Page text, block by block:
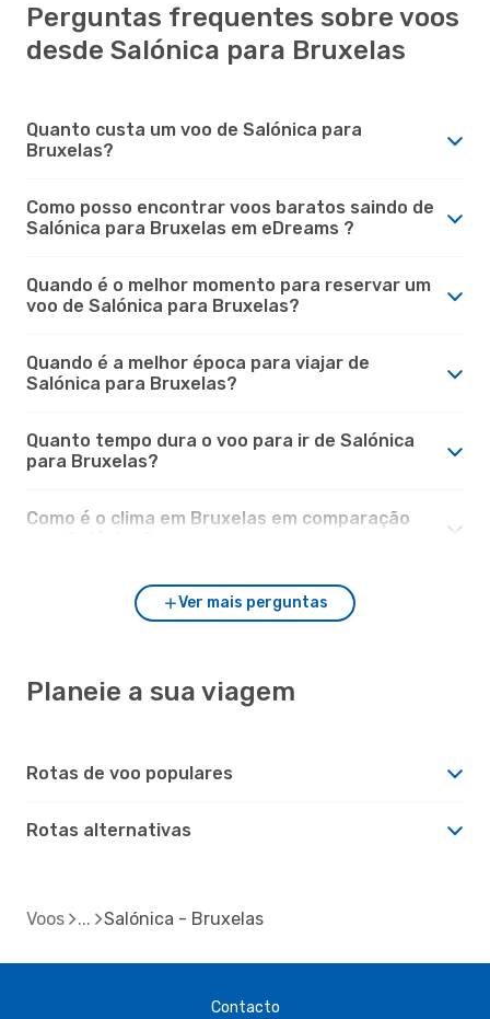
Perguntas frequentes sobre voos
desde Salónica para Bruxelas
Quanto custa um voo de Salónica para
Bruxelas?
Como posso encontrar voos baratos saindo de
Salónica para Bruxelas em eDreams ?
Quando é o melhor momento para reservar um
voo de Salónica para Bruxelas?
Quando é a melhor época para viajar de
Salónica para Bruxelas?
Quanto tempo dura o voo para ir de Salónica
para Bruxelas?
Como é o clima em Bruxelas em comparação
Ver mais perguntas
Planeie a sua viagem
Rotas de voo populares
Rotas alternativas
Voos Salónica - Bruxelas
Contacto